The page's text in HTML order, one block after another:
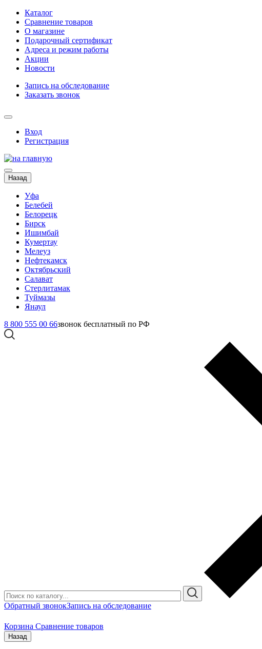
Каталог
Сравнение товаров
О магазине
Подарочный сертификат
Адреса и режим работы
Акции
Новости
Запись на обследование
Заказать звонок
Вход
Регистрация
Назад
Уфа
Белебей
Белорецк
Бирск
Ишимбай
Кумертау
Мелеуз
Нефтекамск
Октябрьский
Салават
Стерлитамак
Туймазы
Янаул
8 800 555 00 66звонок бесплатный по РФ
Обратный звонокЗапись на обследование
Корзина Сравнение товаров
Назад